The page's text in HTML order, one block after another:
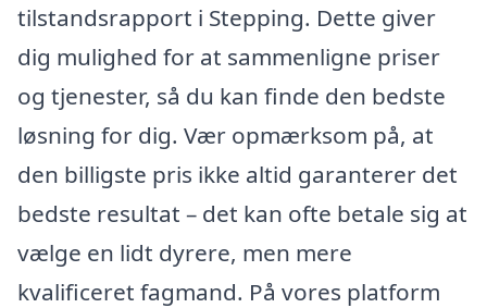
tilstandsrapport i Stepping. Dette giver
dig mulighed for at sammenligne priser
og tjenester, så du kan finde den bedste
løsning for dig. Vær opmærksom på, at
den billigste pris ikke altid garanterer det
bedste resultat – det kan ofte betale sig at
vælge en lidt dyrere, men mere
kvalificeret fagmand. På vores platform